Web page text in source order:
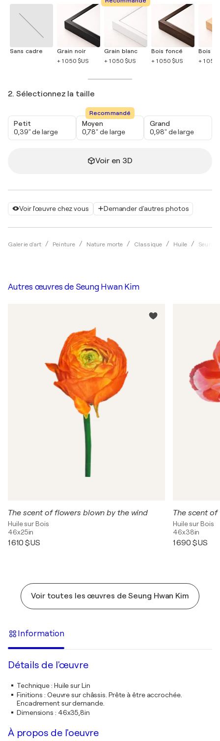
Voir l'œuvre chez vous Demander d'autres photos
Galerie d'art Peinture Nature morte Classique Huile Seung
Sans cadre
Grain noir
+ 1 050 $US
Grain blanc
+ 1 050 $US
Bois foncé
+ 1 050 $US
Bois
+ 1 050
2. Sélectionnez la taille
Petit
0,39" de large
Recommandé
Moyen
0,78" de large
Grand
0,98" de large
Voir en 3D
Autres œuvres de Seung Hwan Kim
The scent of flowers blown by the wind
Huile sur Bois
46x25in
1 610 $US
The scent
Huile sur Bois
46x38in
1 690 $US
Voir toutes les œuvres de Seung Hwan Kim
Information
Détails de l'œuvre
Technique: Huile sur Lin
Finitions : Oeuvre sur châssis. Prête à être accrochée.
Encadrement sur demande.
Dimensions : 46x35,8in
À propos de l'oeuvre